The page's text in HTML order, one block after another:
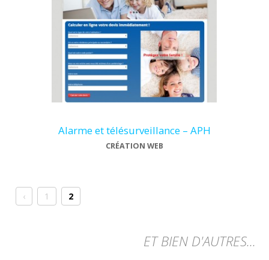
Alarme et télésurveillance – APH
CRÉATION WEB
‹ 1 2
ET BIEN D'AUTRES...